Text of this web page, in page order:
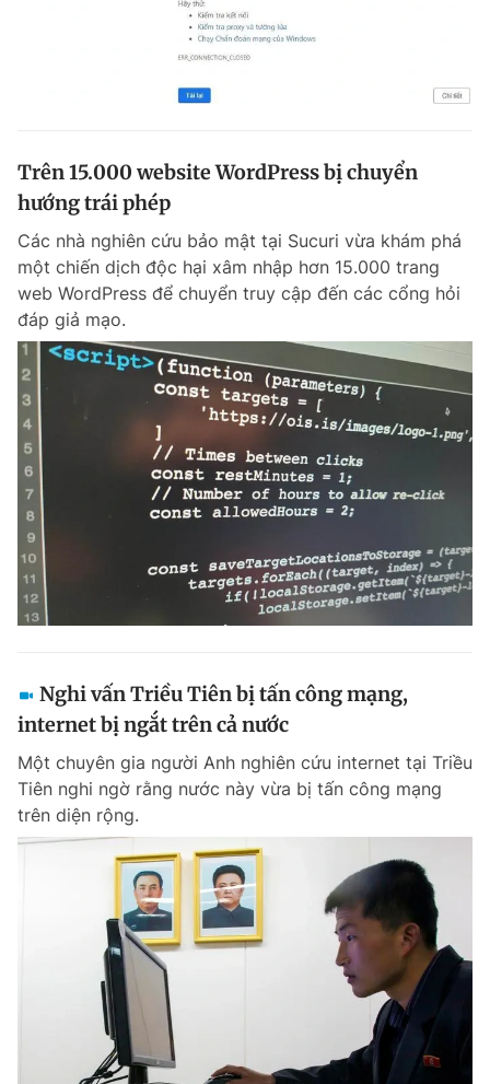
Trên 15.000 website WordPress bị chuyển
hướng trái phép
Các nhà nghiên cứu bảo mật tại Sucuri vừa khám phá
một chiến dịch độc hại xâm nhập hơn 15.000 trang
web WordPress để chuyển truy cập đến các cổng hỏi
đáp giả mạo.
Nghi vấn Triều Tiên bị tấn công mạng,
internet bị ngắt trên cả nước
Một chuyên gia người Anh nghiên cứu internet tại Triều
Tiên nghi ngờ rằng nước này vừa bị tấn công mạng
trên diện rộng.